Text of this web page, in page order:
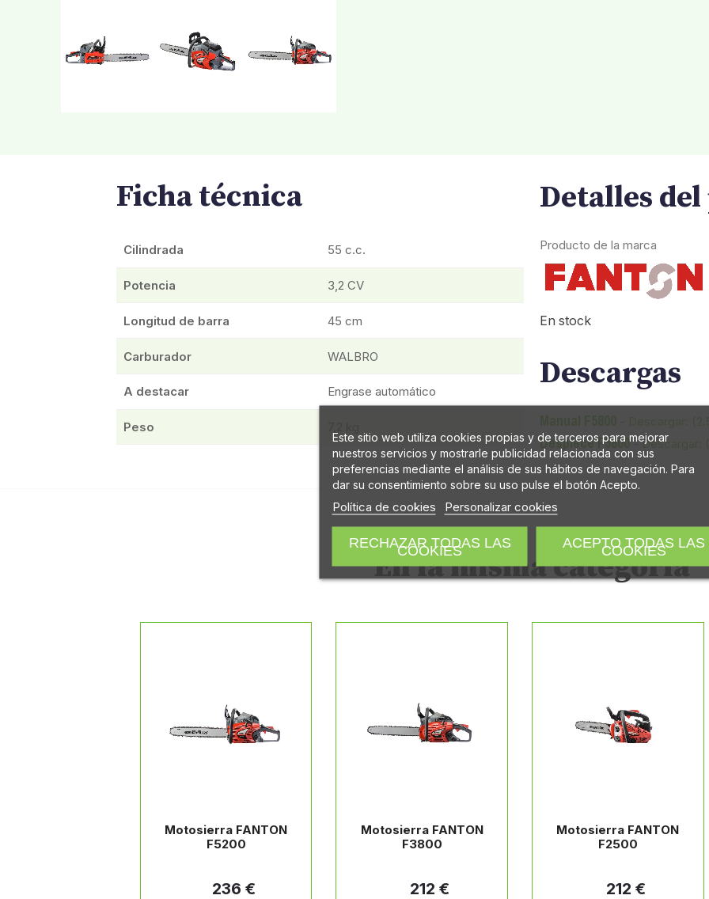
Ficha técnica
Cilindrada 55 c.c.
Potencia 3,2 CV
Longitud de barra 45 cm
Carburador WALBRO
A destacar Engrase automático
Peso
Detalles
Producto de la marca
En stock
Descargas
Descargar:
Despiece F5800 -Descargar:
En la misma categoría
Motosierra FANTON
F5200
236 €
Motosierra FANTON
F3800
212 €
Motosierra FANTON
F2500
212 €
Este sitio web utiliza cookies propias y de terceros para mejorar
nuestros servicios y mostrarle publicidad relacionada con sus
preferencias mediante el análisis de sus hábitos de navegación. Para
dar su consentimiento sobre su uso pulse el botón Acepto.
Política de cookies Personalizar cookies
RECHAZAR TODAS LAS
COOKIES ACEPTO TODAS LAS
COOKIES